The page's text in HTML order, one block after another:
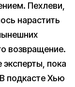
Пехлеви,
нарастить
возвращение.
эксперты, пока
подкасте Хью